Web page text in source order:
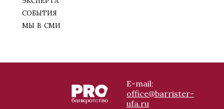
события
мы в сми
E-mail:
office@barrister-
ufa.ru